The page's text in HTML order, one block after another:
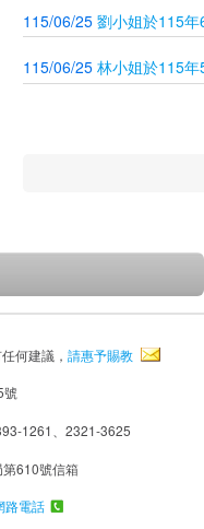
115/06/25 劉小姐於115
115/06/25 林小姐於115
何建議， 請惠予賜教
號
1261、2321-3625
610號信箱
路電話